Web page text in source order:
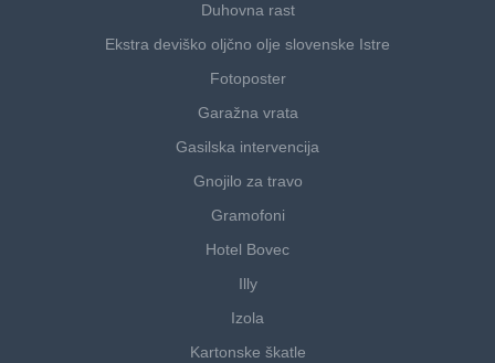
Duhovna rast
Ekstra deviško oljčno olje slovenske Istre
Fotoposter
Garažna vrata
Gasilska intervencija
Gnojilo za travo
Gramofoni
Hotel Bovec
Illy
Izola
Kartonske škatle